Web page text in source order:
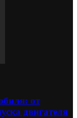
от
двигателя